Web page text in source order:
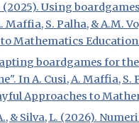
(2025). Using
Maffia, S. Palha, & A.M.
Mathematics
boardgames for
In A. Cusi, A. Maffia, S.
Approaches to
& Silva, L. (2026).